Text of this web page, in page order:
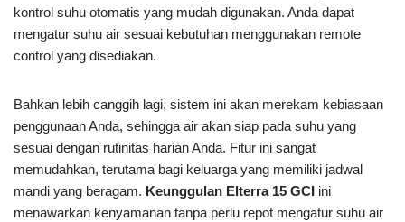
kontrol suhu otomatis yang mudah digunakan. Anda dapat
mengatur suhu air sesuai kebutuhan menggunakan remote
control yang disediakan.
Bahkan lebih canggih lagi, sistem ini akan merekam kebiasaan
penggunaan Anda, sehingga air akan siap pada suhu yang
sesuai dengan rutinitas harian Anda. Fitur ini sangat
memudahkan, terutama bagi keluarga yang memiliki jadwal
mandi yang beragam. Keunggulan Elterra 15 GCI ini
menawarkan kenyamanan tanpa perlu repot mengatur suhu air